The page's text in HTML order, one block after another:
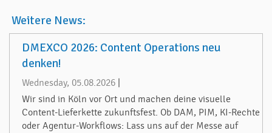
Weitere News:
DMEXCO 2026: Content Operations neu
denken!
Wednesday, 05.08.2026
Wir sind in Köln vor Ort und machen deine visuelle
Content-Lieferkette zukunftsfest. Ob DAM, PIM, KI-Rechte
oder Agentur-Workflows: Lass uns auf der Messe auf